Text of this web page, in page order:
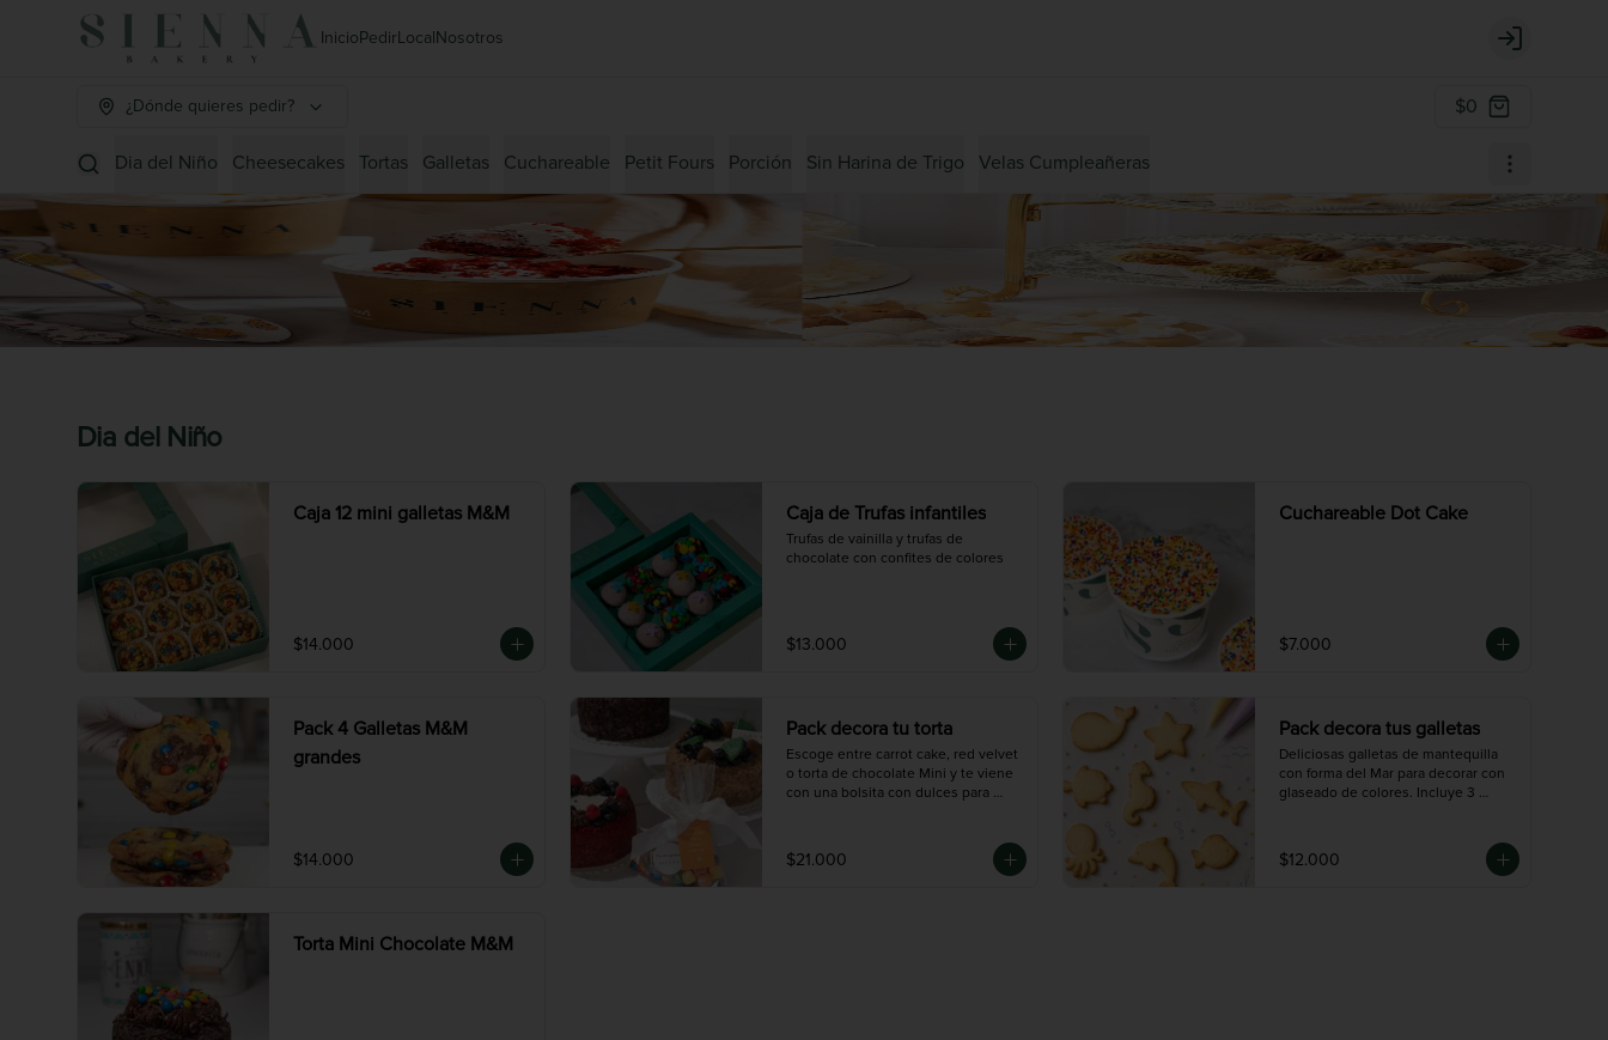
InicioPedirLocalNosotros Login
¿Dónde quieres pedir? $0
Dia del Niño Cheesecakes Tortas Galletas Cuchareable Petit Fours Porción Sin Harina de Trigo Velas Cumpleañeras
Dia del Niño
Caja 12 mini galletas M&M
$14.000
Caja de Trufas infantiles
Trufas de vainilla y trufas de
chocolate con confites de colores
$13.000
Cuchareable Dot Cake
$7.000
Pack 4 Galletas M&M
grandes
$14.000
Pack decora tu torta
Escoge entre carrot cake, red velvet
o torta de chocolate Mini y te viene
con una bolsita con dulces para
$21.000
Pack decora tus galletas
Deliciosas galletas de mantequilla
con forma del Mar para decorar con
glaseado de colores. Incluye 3
$12.000
Torta Mini Chocolate M&M